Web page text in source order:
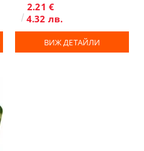
2.21 €
4.32 лв.
ВИЖ ДЕТАЙЛИ